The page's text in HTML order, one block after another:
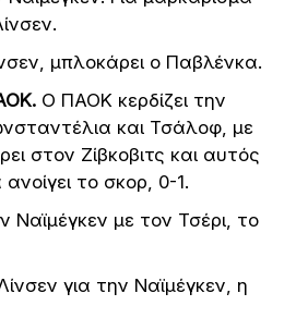
μπλοκάρει ο Παβλένκα.
Ο ΠΑΟΚ κερδίζει την
και Τσάλοφ, με
στον Ζίβκοβιτς και αυτός
το σκορ, 0-1.
Ναϊμέγκεν με τον Τσέρι, το
για την Ναϊμέγκεν, η